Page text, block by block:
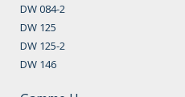
DW 084-2
DW 125
DW 125-2
DW 146